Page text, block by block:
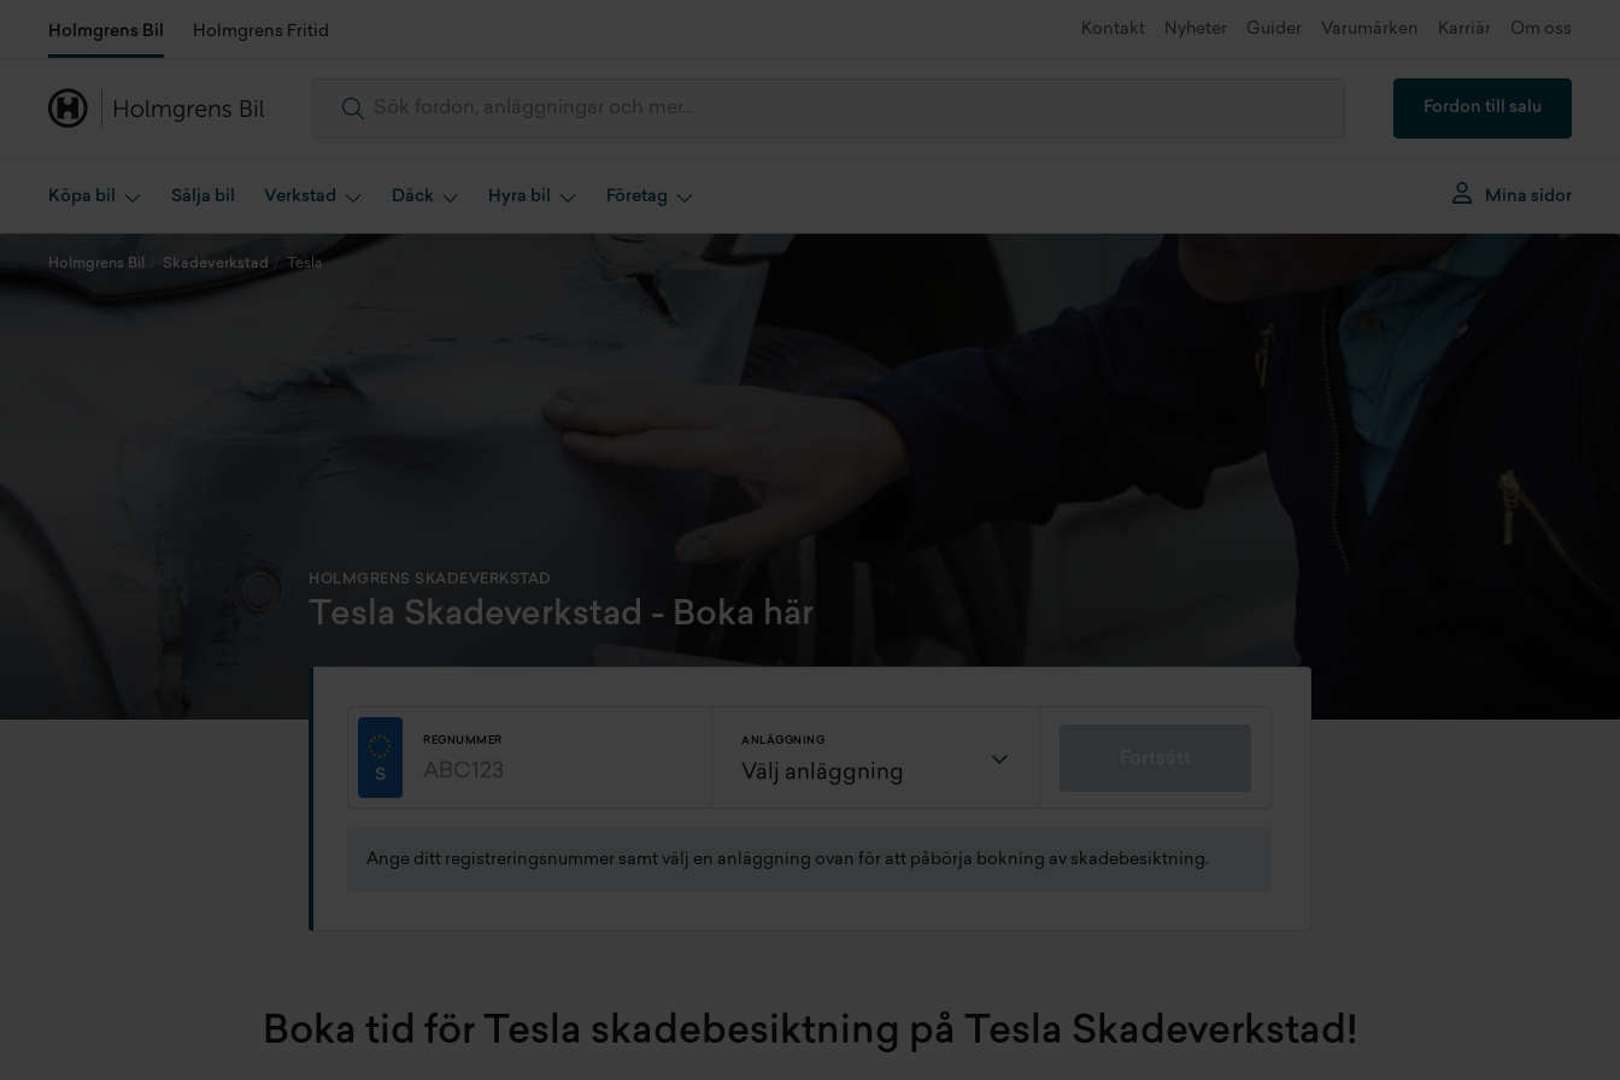
Holmgrens Bil Holmgrens Fritid Kontakt Nyheter Guider Varumärken Karriär Om oss
Fordon till salu
Köpa bil Sälja bil Verkstad Däck Hyra bil Företag Mina sidor
Holmgrens Bil Skadeverkstad Tesla
HOLMGRENS SKADEVERKSTAD
Tesla Skadeverkstad - Boka här
REGNUMMER ANLÄGGNING
Ange ditt registreringsnummer samt välj en anläggning ovan för att påbörja bokning av skadebesiktning.
Boka tid för Tesla skadebesiktning på Tesla Skadeverkstad!